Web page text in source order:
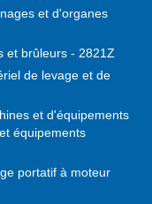
et d'organes
et brûleurs - 2821Z
de levage et de
et d'équipements
équipements
portatif à moteur